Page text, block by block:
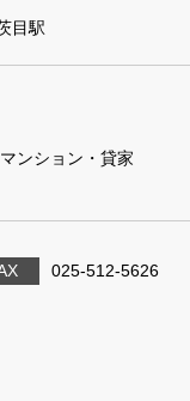
目駅
ンション・貸家
025-512-5626